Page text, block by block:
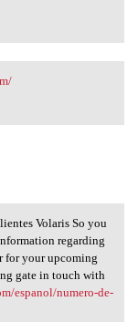
a
Volaris So you
regarding
for your upcoming
gate in touch with
espanol/numero-de-